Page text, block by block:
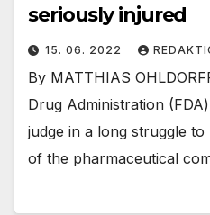
seriously injured
15. 06. 2022
By MATTHIAS
Drug Administration
judge in a long struggle
of the pharmaceutical